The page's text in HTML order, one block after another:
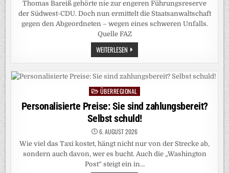
Thomas Bareiß gehörte nie zur engeren Führungsreserve
der Südwest-CDU. Doch nun ermittelt die Staatsanwaltschaft
gegen den Abgeordneten – wegen eines schweren Unfalls.
Quelle FAZ
WEITERLESEN THOMAS
BAREISS: B
EENDET D
UTOUNFALL S
EINE P
OLITISCHE K
ARRIERE?
PostedÜBERREGIONAL
Personalisierte Preise: Sie sind zahlungsbereit?
Selbst schuld!
6. AUGUST 2026
Wie viel das Taxi kostet, hängt nicht nur von der Strecke ab,
sondern auch davon, wer es bucht. Auch die „Washington
Post“ steigt ein in…